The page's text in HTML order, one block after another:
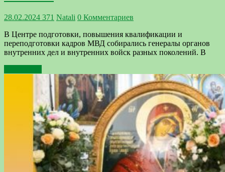
28.02.2024 371 Natali 0 Комментариев
В Центре подготовки, повышения квалификации и
переподготовки кадров МВД собирались генералы органов
внутренних дел и внутренних войск разных поколений. В